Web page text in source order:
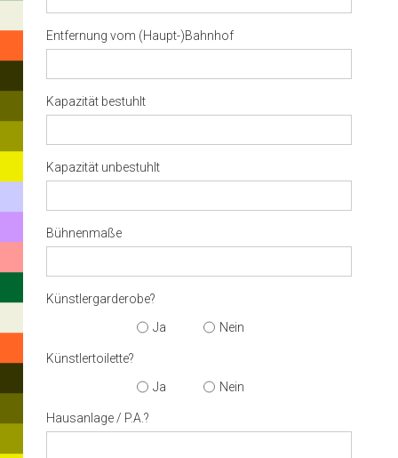
to
ESC
Entfernung vom (Haupt-)Bahnhof
Kapazität bestuhlt
Kapazität unbestuhlt
Bühnenmaße
Künstlergarderobe?
Ja
Nein
Künstlertoilette?
Ja
Nein
Hausanlage / P.A.?